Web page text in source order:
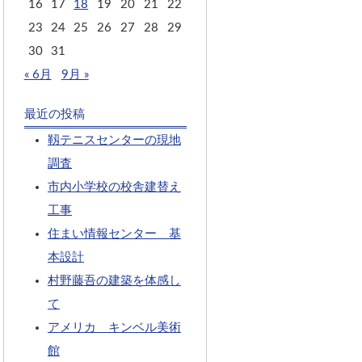
16 17 18 19 20 21
22
23
24 25 26 27 28
29
30
31
« 6月
9月 »
最近の投稿
靱テニスセンターの現地
調査
市内小学校の校舎建替え
工事
住まい情報センター 基
本設計
村野藤吾の建築を体感し
て
アメリカ キンベル美術
館